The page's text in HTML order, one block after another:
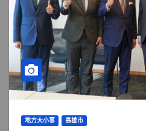
地方大小事 高雄市